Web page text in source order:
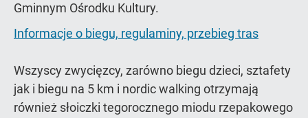
Gminnym Ośrodku Kultury.
Informacje o biegu, regulaminy, przebieg tras
Wszyscy zwycięzcy, zarówno biegu dzieci, sztafety
jak i biegu na 5 km i nordic walking otrzymają
również słoiczki tegorocznego miodu rzepakowego